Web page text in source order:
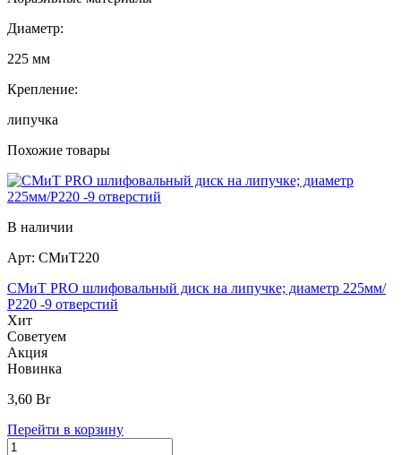
Диаметр:
225 мм
Крепление:
липучка
Похожие товары
В наличии
Арт: СМиТ220
СМиТ PRO шлифовальный диск на липучке; диаметр 225мм/
Р220 -9 отверстий
Хит
Советуем
Акция
Новинка
3,60 Br
Перейти в корзину